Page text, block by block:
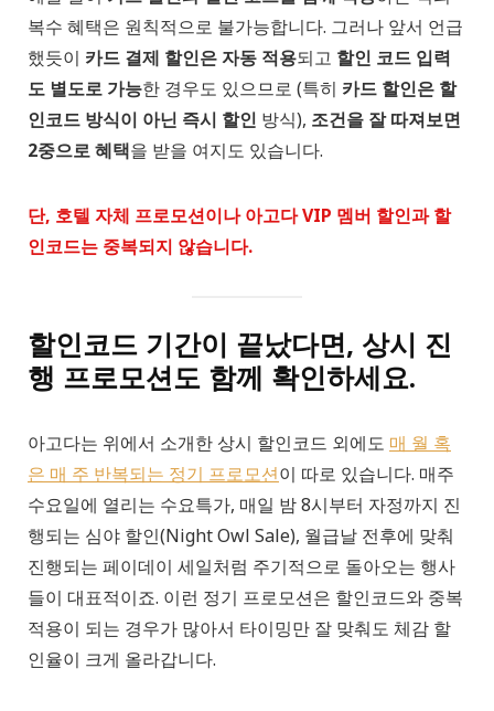
복수 혜택은 원칙적으로 불가능합니다. 그러나 앞서 언급
했듯이 카드 결제 할인은 자동 적용되고 할인 코드 입력
도 별도로 가능한 경우도 있으므로 (특히 카드 할인은 할
인코드 방식이 아닌 즉시 할인 방식), 조건을 잘 따져보면
2중으로 혜택을 받을 여지도 있습니다.
단, 호텔 자체 프로모션이나 아고다 VIP 멤버 할인과 할
인코드는 중복되지 않습니다.
할인코드 기간이 끝났다면, 상시 진
행 프로모션도 함께 확인하세요.
아고다는 위에서 소개한 상시 할인코드 외에도 매 월 혹
은 매 주 반복되는 정기 프로모션이 따로 있습니다. 매주
수요일에 열리는 수요특가, 매일 밤 8시부터 자정까지 진
행되는 심야 할인(Night Owl Sale), 월급날 전후에 맞춰
진행되는 페이데이 세일처럼 주기적으로 돌아오는 행사
들이 대표적이죠. 이런 정기 프로모션은 할인코드와 중복
적용이 되는 경우가 많아서 타이밍만 잘 맞춰도 체감 할
인율이 크게 올라갑니다.